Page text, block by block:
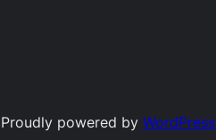
Proudly powered byWordPress